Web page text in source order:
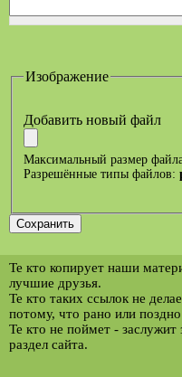
Изображение
Добавить новый файл
Максимальный размер
Разрешённые типы файлов:
Те кто копирует наши
лучшие друзья.
Те кто таких ссылок не
потому, что рано или
Те кто не поймет -
раздел сайта.